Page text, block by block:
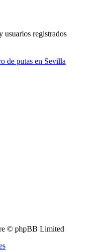
usuarios registrados
de putas en Sevilla
© phpBB Limited